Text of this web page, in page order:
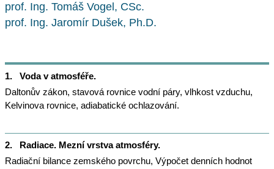
prof. Ing. Tomáš Vogel, CSc.
prof. Ing. Jaromír Dušek, Ph.D.
1.
Voda v atmosféře.
Daltonův zákon, stavová rovnice vodní páry, vlhkost vzduchu,
Kelvinova rovnice, adiabatické ochlazování.
2.
Radiace. Mezní vrstva atmosféry.
Radiační bilance zemského povrchu, Výpočet denních hodnot